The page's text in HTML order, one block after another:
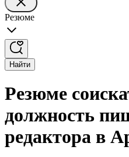
Резюме
Найти
Резюме
должность
редактора в